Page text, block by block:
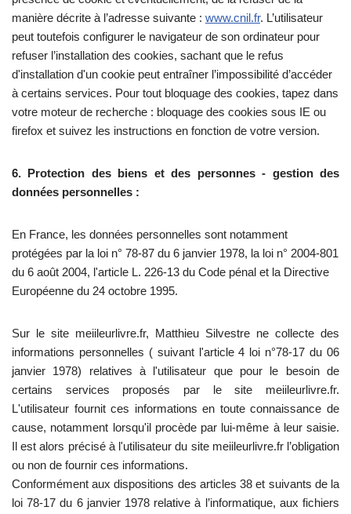
manière décrite à l’adresse suivante : www.cnil.fr. L’utilisateur
peut toutefois configurer le navigateur de son ordinateur pour
refuser l’installation des cookies, sachant que le refus
d'installation d'un cookie peut entraîner l’impossibilité d’accéder
à certains services. Pour tout bloquage des cookies, tapez dans
votre moteur de recherche : bloquage des cookies sous IE ou
firefox et suivez les instructions en fonction de votre version.
6. Protection des biens et des personnes - gestion des
données personnelles :
En France, les données personnelles sont notamment
protégées par la loi n° 78-87 du 6 janvier 1978, la loi n° 2004-801
du 6 août 2004, l'article L. 226-13 du Code pénal et la Directive
Européenne du 24 octobre 1995.
Sur le site meiileurlivre.fr, Matthieu Silvestre ne collecte des
informations personnelles ( suivant l'article 4 loi n°78-17 du 06
janvier 1978) relatives à l'utilisateur que pour le besoin de
certains services proposés par le site meiileurlivre.fr.
L'utilisateur fournit ces informations en toute connaissance de
cause, notamment lorsqu'il procède par lui-même à leur saisie.
Il est alors précisé à l'utilisateur du site meiileurlivre.fr l’obligation
ou non de fournir ces informations.
Conformément aux dispositions des articles 38 et suivants de la
loi 78-17 du 6 janvier 1978 relative à l’informatique, aux fichiers